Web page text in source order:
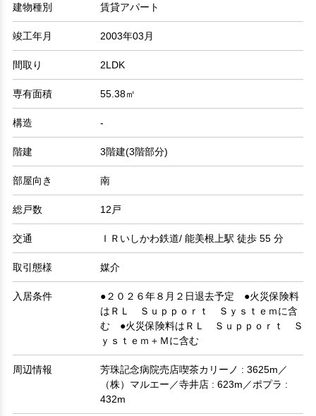
建物種別 賃貸アパート
竣工年月 2003年03月
間取り 2LDK
専有面積 55.38㎡
構造 -
階建 3階建(3階部分)
部屋向き 南
総戸数 12戸
交通 ＩＲいしかわ鉄道/ 能美根上駅 徒歩 55 分
取引態様 媒介
入居条件
●２０２６年８月２日退去予定 ●火災保険料
はＲＬ Ｓｕｐｐｏｒｔ Ｓｙｓｔｅｍに含
む ●火災保険料はＲＬ Ｓｕｐｐｏｒｔ Ｓ
ｙｓｔｅｍ＋Ｍに含む
周辺情報
芳珠記念病院売店喫茶カリーノ : 3625m／
（株）マルエー／寺井店 : 623m／ポプラ :
432m